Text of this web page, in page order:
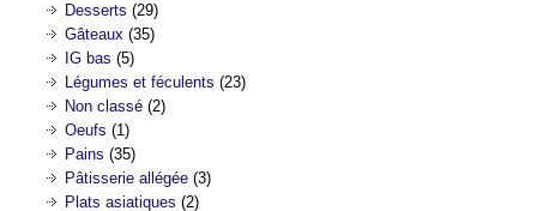
Desserts (29)
Gâteaux (35)
IG bas (5)
Légumes et féculents (23)
Non classé (2)
Oeufs (1)
Pains (35)
Pâtisserie allégée (3)
Plats asiatiques (2)